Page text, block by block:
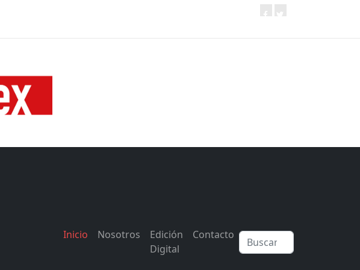
Inicio Nosotros
Edición
Digital
Contacto